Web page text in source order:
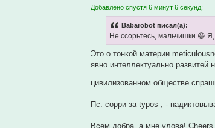
Добавлено спустя 6 минут 6 секунд:
Babarobot писал(а):
Не ссорьтесь, мальчишки 😃
Это о тонкой материи
явно интеллектуально
цивилизованном обществе
Пс: сорри за typos , -
Всем добра, а мне улова!